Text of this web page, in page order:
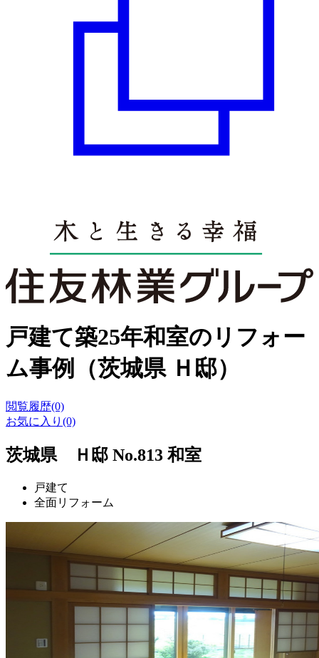
戸建て築25年和室のリフォー
ム事例（茨城県 Ｈ邸）
閲覧履歴(0)
お気に入り(0)
茨城県 Ｈ邸 No.813 和室
戸建て
全面リフォーム